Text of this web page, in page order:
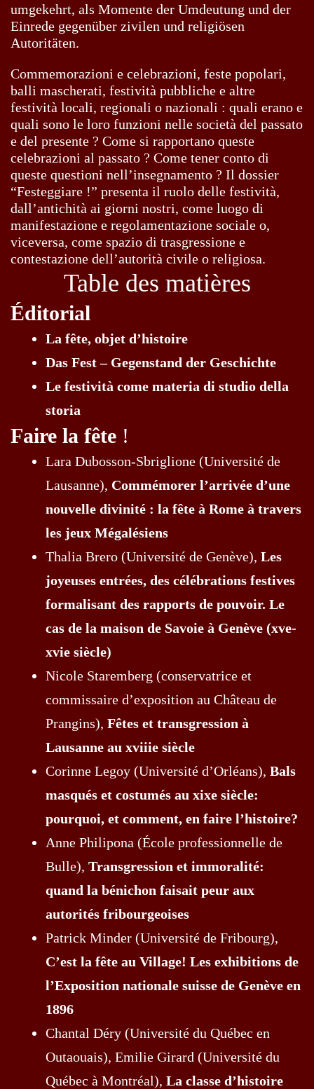
umgekehrt, als Momente der Umdeutung und der
Einrede gegenüber zivilen und religiösen
Autoritäten.
Commemorazioni e celebrazioni, feste popolari,
balli mascherati, festività pubbliche e altre
festività locali, regionali o nazionali : quali erano e
quali sono le loro funzioni nelle società del passato
e del presente ? Come si rapportano queste
celebrazioni al passato ? Come tener conto di
queste questioni nell’insegnamento ? Il dossier
“Festeggiare !” presenta il ruolo delle festività,
dall’antichità ai giorni nostri, come luogo di
manifestazione e regolamentazione sociale o,
viceversa, come spazio di trasgressione e
contestazione dell’autorità civile o religiosa.
Table des matières
Éditorial
La fête, objet d’histoire
Das Fest – Gegenstand der Geschichte
Le festività come materia di studio della
storia
Faire la fête !
Lara Dubosson-Sbriglione (Université de
Lausanne), Commémorer l’arrivée d’une
nouvelle divinité : la fête à Rome à travers
les jeux Mégalésiens
Thalia Brero (Université de Genève), Les
joyeuses entrées, des célébrations festives
formalisant des rapports de pouvoir. Le
cas de la maison de Savoie à Genève (xve-
xvie siècle)
Nicole Staremberg (conservatrice et
commissaire d’exposition au Château de
Prangins), Fêtes et transgression à
Lausanne au xviiie siècle
Corinne Legoy (Université d’Orléans), Bals
masqués et costumés au xixe siècle:
pourquoi, et comment, en faire l’histoire?
Anne Philipona (École professionnelle de
Bulle), Transgression et immoralité:
quand la bénichon faisait peur aux
autorités fribourgeoises
Patrick Minder (Université de Fribourg),
C’est la fête au Village! Les exhibitions de
l’Exposition nationale suisse de Genève en
1896
Chantal Déry (Université du Québec en
Outaouais), Emilie Girard (Université du
Québec à Montréal), La classe d’histoire